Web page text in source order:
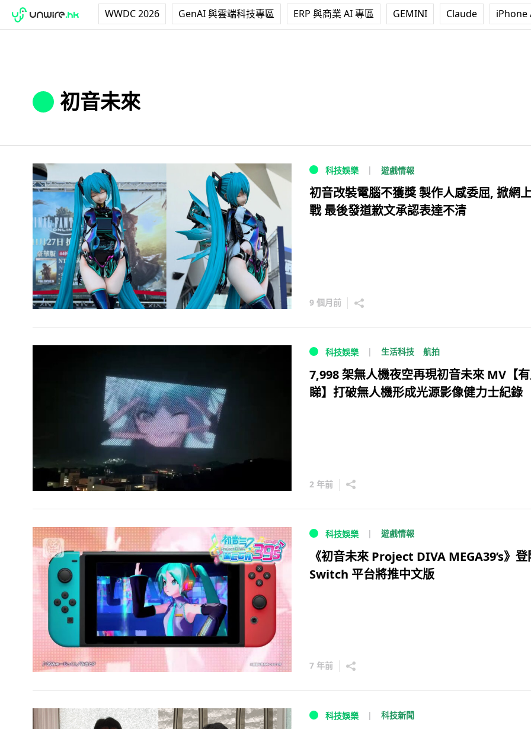
WWDC 2026 GenAI 與雲端科技專區 ERP 與商業 AI 專區 GEMINI Claude iPhone
初音未來
科技娛樂 遊戲情報
初音改裝電腦不獲獎 製作人感委屈, 掀網
戰 最後發道歉文承認表達不清
9 個月前
科技娛樂 生活科技 航拍
7,998 架無人機夜空再現初音未來 MV【
睇】打破無人機形成光源影像健力士紀錄
2 年前
科技娛樂 遊戲情報
《初音未來 Project DIVA MEGA39’s》登
Switch 平台將推中文版
7 年前
科技娛樂 科技新聞